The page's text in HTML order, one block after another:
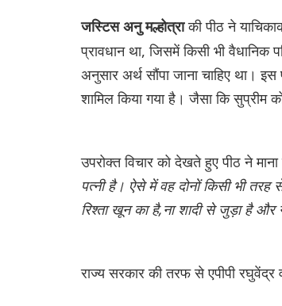
जस्टिस अनु मल्होत्राकी पीठ ने
प्रावधान था, जिसमें किसी भी वैधानिक
अनुसार अर्थ सौंपा जाना चाहिए था।
शामिल किया गया है। जैसा कि सुप्रीम
उपरोक्त विचार को देखते हुए पीठ ने
पत्नी है। ऐसे में वह दोनों किसी भी
रिश्ता खून का है,ना शादी से जुड़ा है
राज्य सरकार की तरफ से एपीपी रघुवेंद्र